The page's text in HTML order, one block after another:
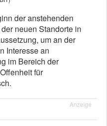
der anstehenden
neuen Standorte in
um an der
Interesse an
im Bereich der
für
Anzeige